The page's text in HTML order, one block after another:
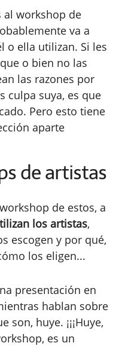
al workshop de
va a
o ella utilizan. Si les
o bien no las
las razones por
culpa suya, es que
Pero esto tiene
aparte
de artistas
de estos, a
los artistas,
escogen y por qué,
los eligen...
presentación en
hablan sobre
huye. ¡¡¡Huye,
es un